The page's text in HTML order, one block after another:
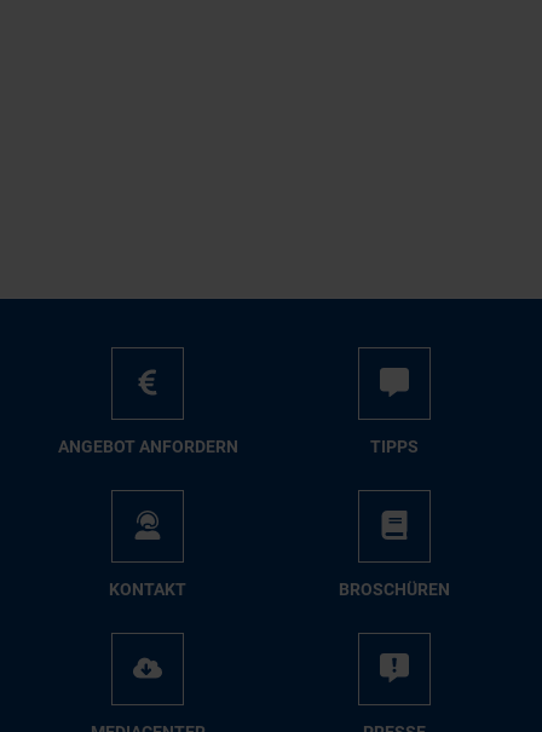
AN­GE­BOT AN­FOR­DERN TIPPS
KON­TAKT BRO­SCHÜ­REN